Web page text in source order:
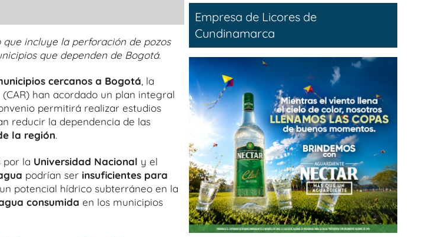
incluye la perforación de pozos
que dependen de Bogotá.
cercanos a Bogotá, la
han acordado un plan integral
permitirá realizar estudios
reducir la dependencia de las
la región.
por la Universidad Nacional y el
podrían ser insuficientes para
potencial hídrico subterráneo en la
consumida en los municipios
Empresa de Licores de
Cundinamarca